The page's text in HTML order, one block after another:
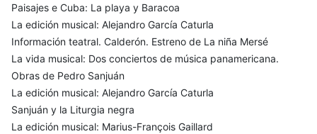
Paisajes e Cuba: La playa y Baracoa
La edición musical: Alejandro García Caturla
Información teatral. Calderón. Estreno de La niña Mersé
La vida musical: Dos conciertos de música panamericana.
Obras de Pedro Sanjuán
La edición musical: Alejandro García Caturla
Sanjuán y la Liturgia negra
La edición musical: Marius-François Gaillard